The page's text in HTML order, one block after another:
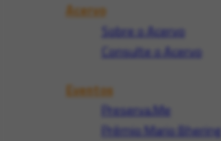
Acervo
Sobre o Acervo
Consulte o Acervo
Eventos
Preserva.Me
Prêmio Mario Bhering